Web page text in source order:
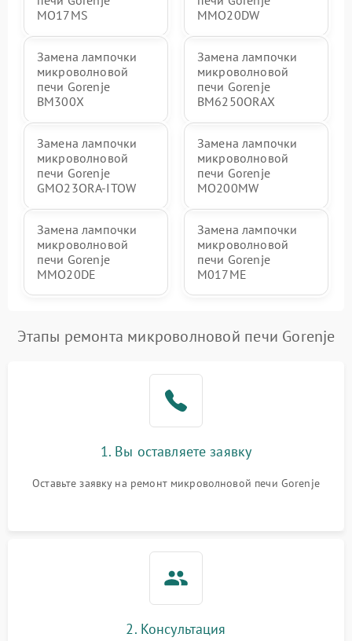
MO17MS
MMO20DW
Замена лампочки
микроволновой
печи Gorenje
BM300X
Замена лампочки
микроволновой
печи Gorenje
BM6250ORAX
Замена лампочки
микроволновой
печи Gorenje
GMO23ORA-ITOW
Замена лампочки
микроволновой
печи Gorenje
MO200MW
Замена лампочки
микроволновой
печи Gorenje
MMO20DE
Замена лампочки
микроволновой
печи Gorenje
M017ME
Этапы ремонта микроволновой печи Gorenje
1. Вы оставляете заявку
Оставьте заявку на ремонт микроволновой печи Gorenje
2. Консультация